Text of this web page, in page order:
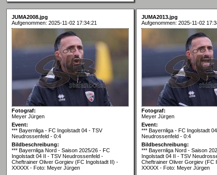
JUMA2008.jpg
Aufgenommen: 2025-11-02 17:34:21
Fotograf:
Meyer Jürgen
Event:
*** Bayernliga - FC Ingolstadt 04 - TSV
Neudrossenfeld - 0:4
Bildbeschreibung:
*** Bayernliga Nord - Saison 2025/26 - FC
Ingolstadt 04 II - TSV Neudrossenfeld -
Cheftrainer Oliver Gorgiev (FC Ingolstadt II) -
XXXXX - Foto: Meyer Jürgen
JUMA2013.jpg
Aufgenommen: 2025-11-02
Fotograf:
Meyer Jürgen
Event:
*** Bayernliga - FC Ingolstadt
Neudrossenfeld - 0:4
Bildbeschreibung:
*** Bayernliga Nord - Saison
Ingolstadt 04 II - TSV
Cheftrainer Oliver Gorgiev (FC
XXXXX - Foto: Meyer Jürgen